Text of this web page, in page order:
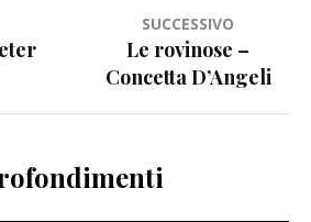
SUCCESSIVO
Le rovinose –
Concetta D’Angeli